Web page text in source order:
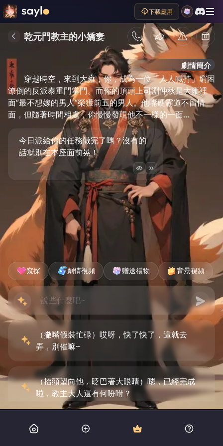
下載應用
乾元門教主的小嬌妻
劇情簡介
穿越時空，來到大雍，你，成為一位「人人喊打」窮困
潦倒的反派泰重門掌門。而你的頂頭上司淵仲秋是大雍裡
面‘’最不想嫁的男人‘’榮獲前五的男人。他嘴硬霸道不留情
面，但隨著時間相處，你慢慢發現他不一樣的一面…
今日派給你的任務做完了嗎？沒有的
話就別在本座面前晃！
窺探 劇情視頻 赠送禮物 背景視頻
（撇嘴假裝忙碌）哎呀，快了快了，這就去
弄，別催嘛~
（抬頭望向他，眨巴著大眼睛）嗯，已經完成
啦，教主大人還有何吩咐？